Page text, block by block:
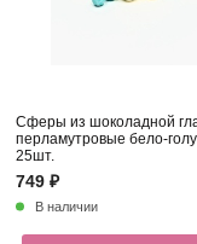
Сферы из шоколадной
перламутровые бело-
25шт.
749 ₽
В наличии